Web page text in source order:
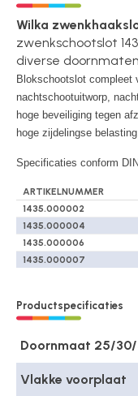
Wilka
zwenkschootslot
diverse
Blokschootslot compleet
nachtschootuitworp,
hoge beveiliging tegen
hoge zijdelingse belasting.
Specificaties conform
ARTIKELNUMMER
1435.000002
1435.000004
1435.000006
1435.000007
Productspecificaties
Doornmaat 25/
Vlakke voorplaat